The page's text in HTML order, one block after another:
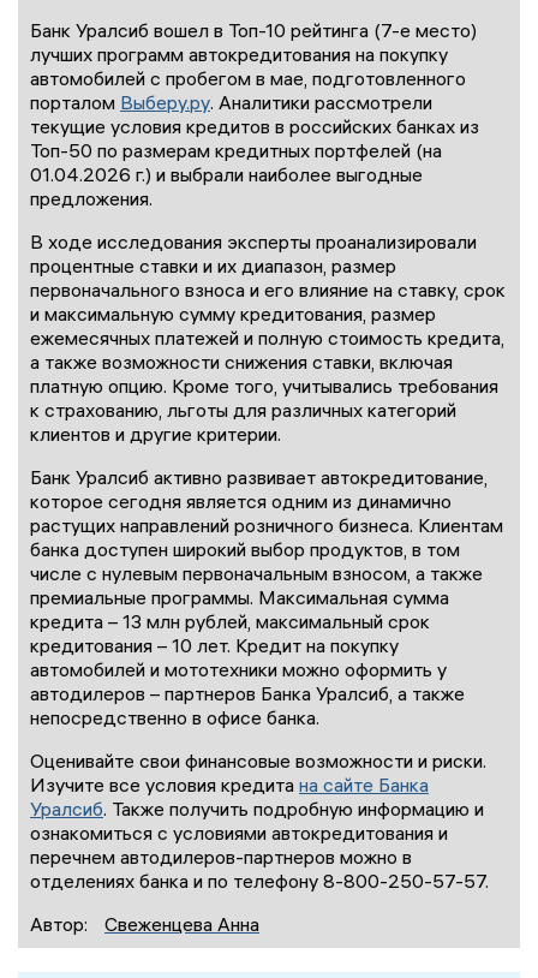
Банк Уралсиб вошел в Топ-10 рейтинга (7-е место)
лучших программ автокредитования на покупку
автомобилей с пробегом в мае, подготовленного
порталом Выберу.ру. Аналитики рассмотрели
текущие условия кредитов в российских банках из
Топ-50 по размерам кредитных портфелей (на
01.04.2026 г.) и выбрали наиболее выгодные
предложения.
В ходе исследования эксперты проанализировали
процентные ставки и их диапазон, размер
первоначального взноса и его влияние на ставку, срок
и максимальную сумму кредитования, размер
ежемесячных платежей и полную стоимость кредита,
а также возможности снижения ставки, включая
платную опцию. Кроме того, учитывались требования
к страхованию, льготы для различных категорий
клиентов и другие критерии.
Банк Уралсиб активно развивает автокредитование,
которое сегодня является одним из динамично
растущих направлений розничного бизнеса. Клиентам
банка доступен широкий выбор продуктов, в том
числе с нулевым первоначальным взносом, а также
премиальные программы. Максимальная сумма
кредита – 13 млн рублей, максимальный срок
кредитования – 10 лет. Кредит на покупку
автомобилей и мототехники можно оформить у
автодилеров – партнеров Банка Уралсиб, а также
непосредственно в офисе банка.
Оценивайте свои финансовые возможности и риски.
Изучите все условия кредита на сайте Банка
Уралсиб. Также получить подробную информацию и
ознакомиться с условиями автокредитования и
перечнем автодилеров-партнеров можно в
отделениях банка и по телефону 8-800-250-57-57.
Автор:
Свеженцева Анна